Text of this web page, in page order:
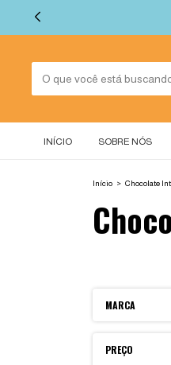
INÍCIO SOBRE NÓS
Início > Chocolate
MARCA
PREÇO